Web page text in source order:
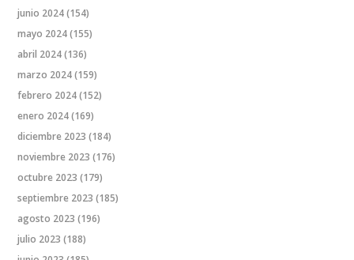
junio 2024(154)
mayo 2024(155)
abril 2024(136)
marzo 2024(159)
febrero 2024(152)
enero 2024(169)
diciembre 2023 (184)
noviembre 2023 (176)
octubre 2023 (179)
septiembre 2023 (185)
agosto 2023 (196)
julio 2023 (188)